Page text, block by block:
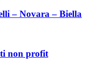
– Novara – Biella
non profit